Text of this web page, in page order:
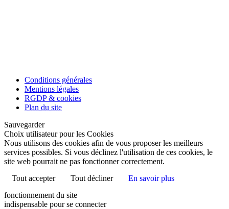
Conditions générales
Mentions légales
RGDP & cookies
Plan du site
Sauvegarder
Choix utilisateur pour les Cookies
Nous utilisons des cookies afin de vous proposer les meilleurs
services possibles. Si vous déclinez l'utilisation de ces cookies, le
site web pourrait ne pas fonctionner correctement.
Tout accepter
Tout décliner
En savoir plus
fonctionnement du site
indispensable pour se connecter